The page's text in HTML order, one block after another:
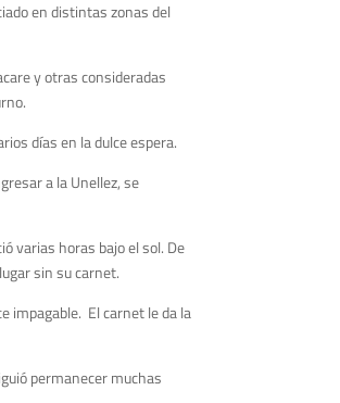
en distintas zonas del
y otras consideradas
días en la dulce espera.
a la Unellez, se
varias horas bajo el sol. De
sin su carnet.
impagable. El carnet le da la
permanecer muchas